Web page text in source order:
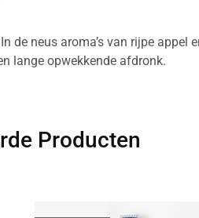
de neus aroma’s van rijpe appel
lange opwekkende afdronk.
Producten